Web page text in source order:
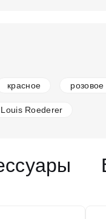
красное розовое
Louis Roederer